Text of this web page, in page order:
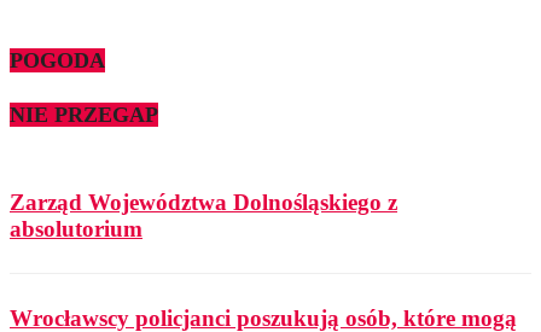
POGODA
NIE PRZEGAP
Zarząd Województwa Dolnośląskiego z
absolutorium
Wrocławscy policjanci poszukują osób, które mogą